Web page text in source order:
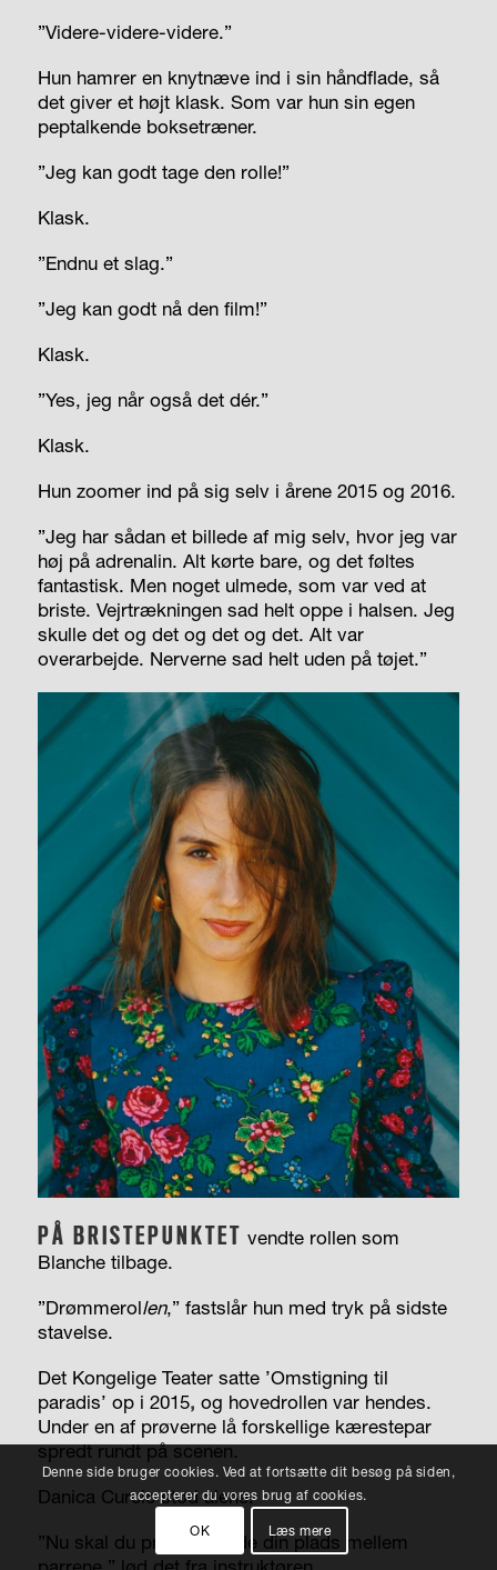
”Videre-videre-videre.”
Hun hamrer en knytnæve ind i sin håndflade, så
det giver et højt klask. Som var hun sin egen
peptalkende boksetræner.
”Jeg kan godt tage den rolle!”
Klask.
”Endnu et slag.”
”Jeg kan godt nå den film!”
Klask.
”Yes, jeg når også det dér.”
Klask.
Hun zoomer ind på sig selv i årene 2015 og 2016.
”Jeg har sådan et billede af mig selv, hvor jeg var
høj på adrenalin. Alt kørte bare, og det føltes
fantastisk. Men noget ulmede, som var ved at
briste. Vejrtrækningen sad helt oppe i halsen. Jeg
skulle det og det og det og det. Alt var
overarbejde. Nerverne sad helt uden på tøjet.”
PÅ BRISTEPUNKTET vendte rollen som
Blanche tilbage.
”Drømmerollen,” fastslår hun med tryk på sidste
stavelse.
Det Kongelige Teater satte ’Omstigning til
paradis’ op i 2015, og hovedrollen var hendes.
Under en af prøverne lå forskellige kærestepar
spredt rundt på scenen.
Danica Curcic stod alene.
”Nu skal du prøve at finde din plads mellem
Denne side bruger cookies. Ved at fortsætte dit besøg på siden,
accepterer du vores brug af cookies.
OK Læs mere